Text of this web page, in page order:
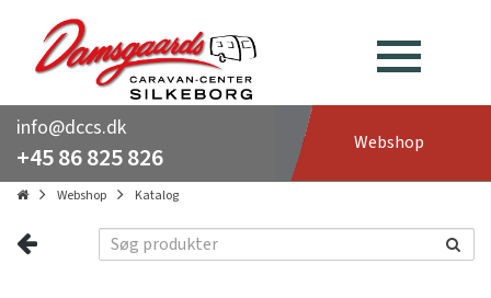
info@dccs.dk
+45 86 825 826 Webshop
Webshop Katalog